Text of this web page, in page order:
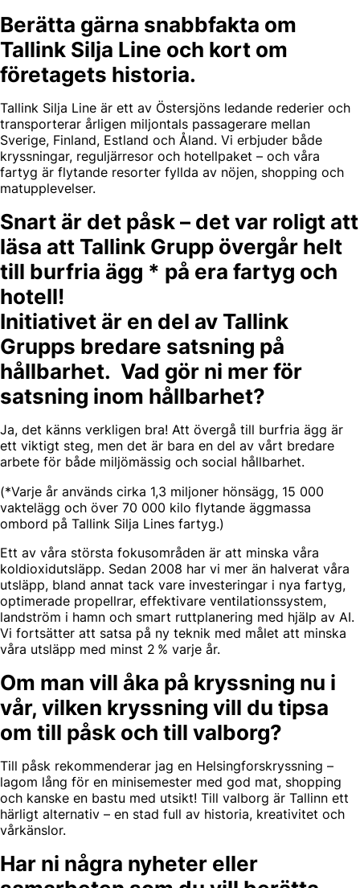
Berätta gärna snabbfakta om
Tallink Silja Line och kort om
företagets historia.
Tallink Silja Line är ett av Östersjöns ledande rederier och
transporterar årligen miljontals passagerare mellan
Sverige, Finland, Estland och Åland. Vi erbjuder både
kryssningar, reguljärresor och hotellpaket – och våra
fartyg är flytande resorter fyllda av nöjen, shopping och
matupplevelser.
Snart är det påsk – det var roligt att
läsa att Tallink Grupp övergår helt
till burfria ägg * på era fartyg och
hotell!
Initiativet är en del av Tallink
Grupps bredare satsning på
hållbarhet. Vad gör ni mer för
satsning inom hållbarhet?
Ja, det känns verkligen bra! Att övergå till burfria ägg är
ett viktigt steg, men det är bara en del av vårt bredare
arbete för både miljömässig och social hållbarhet.
(*Varje år används cirka 1,3 miljoner hönsägg, 15 000
vaktelägg och över 70 000 kilo flytande äggmassa
ombord på Tallink Silja Lines fartyg.)
Ett av våra största fokusområden är att minska våra
koldioxidutsläpp. Sedan 2008 har vi mer än halverat våra
utsläpp, bland annat tack vare investeringar i nya fartyg,
optimerade propellrar, effektivare ventilationssystem,
landström i hamn och smart ruttplanering med hjälp av AI.
Vi fortsätter att satsa på ny teknik med målet att minska
våra utsläpp med minst 2 % varje år.
Om man vill åka på kryssning nu i
vår, vilken kryssning vill du tipsa
om till påsk och till valborg?
Till påsk rekommenderar jag en Helsingforskryssning –
lagom lång för en minisemester med god mat, shopping
och kanske en bastu med utsikt! Till valborg är Tallinn ett
härligt alternativ – en stad full av historia, kreativitet och
vårkänslor.
Har ni några nyheter eller